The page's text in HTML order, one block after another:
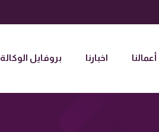
أعمالنا اخبارنا بروفايل الوكالة